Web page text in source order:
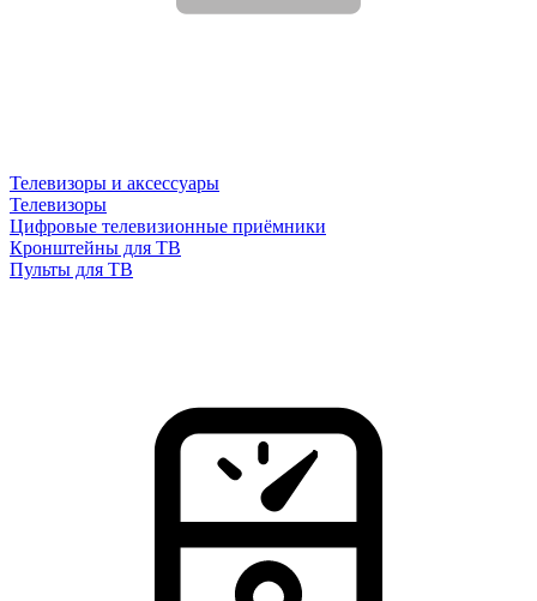
Телевизоры и аксессуары
Телевизоры
Цифровые телевизионные приёмники
Кронштейны для ТВ
Пульты для ТВ